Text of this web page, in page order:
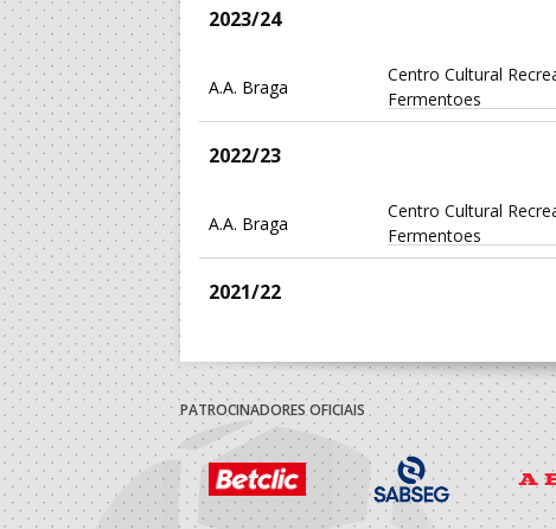
2023/24
A.A. Braga
Centro Cultural
Fermentoes
2022/23
A.A. Braga
Centro Cultural
Fermentoes
2021/22
A.A. Braga
Fermentoes
2020/21
A.A. Braga
Centro Cultural
Fermentoes
PATROCINADORES OFICIAIS